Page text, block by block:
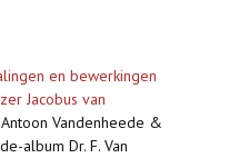
en bewerkingen
Jacobus van
Vandenheede &
album Dr. F. Van